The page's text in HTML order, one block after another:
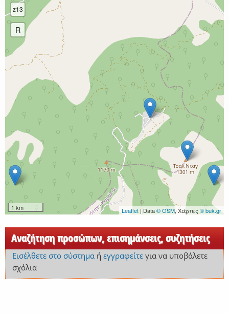
z13
R
1 km Leaflet | Data© OSM, Χάρτες © buk.gr
Αναζήτηση προσώπων, επισημάνσεις, συζητήσεις
Εισέλθετε στο σύστημαή εγγραφείτεγια να υποβάλετε
σχόλια